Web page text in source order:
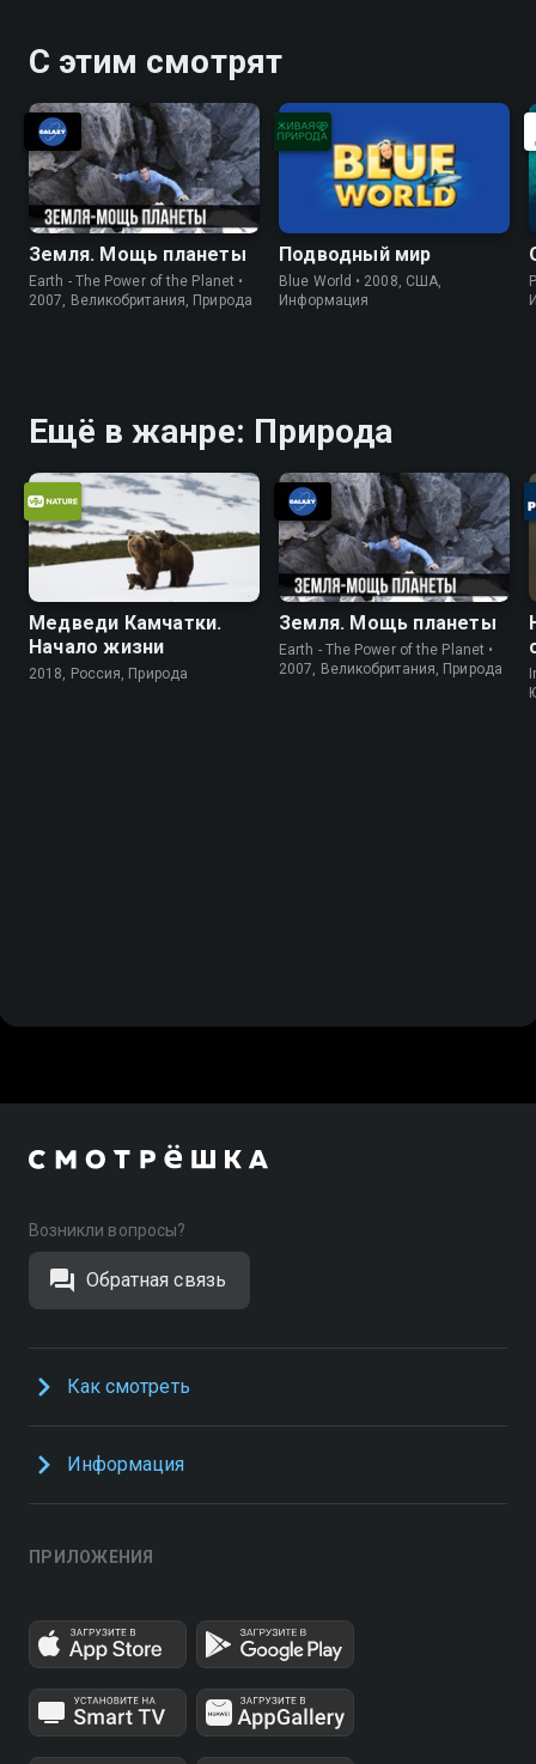
С этим смотрят
Земля. Мощь планеты
Earth - The Power of the Planet •
2007, Великобритания, Природа
Подводный мир
Blue World • 2008, США,
Информация
Ещё в жанре: Природа
Медведи Камчатки.
Начало жизни
2018, Россия, Природа
Земля. Мощь планеты
Earth - The Power of the Planet •
2007, Великобритания, Природа
Возникли вопросы?
Обратная связь
Как смотреть
Информация
ПРИЛОЖЕНИЯ